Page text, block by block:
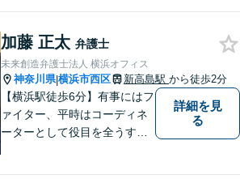
加藤 正太 弁護士
未来創造弁護士法人 横浜オフィス
神奈川県|横浜市西区 新高島駅 から徒歩2分
【横浜駅徒歩6分】有事にはフ
ァイター、平時はコーディネ
ーターとして役目を全うする
詳細を見
る